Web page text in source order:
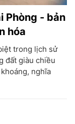
Phòng - bản
hóa
trong lịch sử
đất giàu chiều
nghĩa